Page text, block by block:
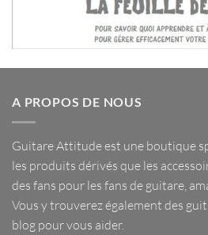
A PROPOS DE NOUS
Guitare Attitude est une boutique
les produits dérivés que les
des fans pour les fans de guitare,
Vous y trouverez également des
blog pour vous aider.